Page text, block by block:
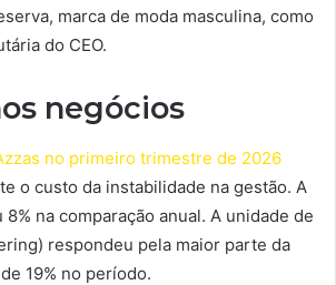
marca de moda masculina, como
do CEO.
negócios
no primeiro trimestre de 2026
o custo da instabilidade na gestão. A
8% na comparação anual. A unidade de
respondeu pela maior parte da
19% no período.